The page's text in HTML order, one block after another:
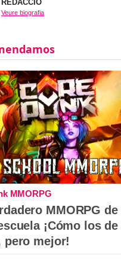
REDACCIÓ
Veure biografia
MMORPG
MMORPG de
¡Cómo los de
pero mejor!